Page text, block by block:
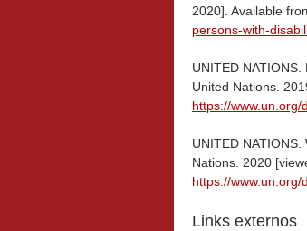
2020]. Available
persons-with-
UNITED
United Nations.
https://
UNITED
Nations. 2020
https://
Links externos